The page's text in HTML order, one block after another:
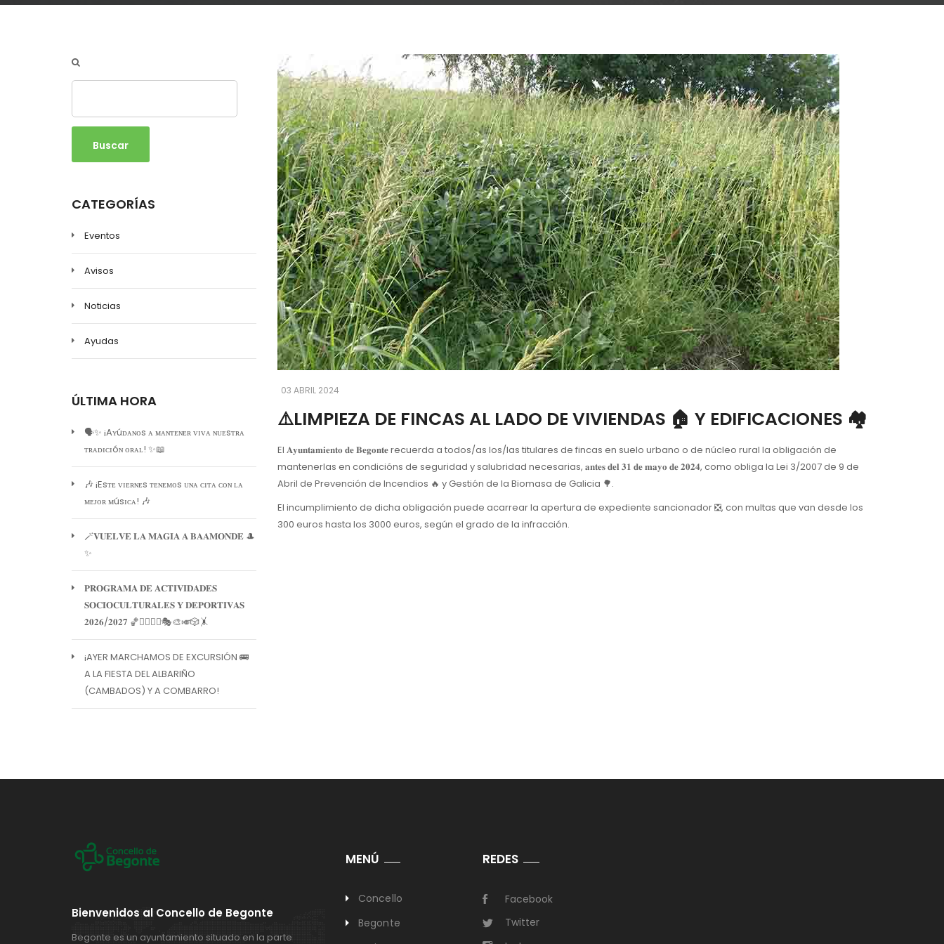
CATEGORÍAS
Eventos
Avisos
Noticias
Ayudas
ÚLTIMA HORA
🗣️✨ ¡Aʏúᴅᴀɴᴏs ᴀ ᴍᴀɴᴛᴇɴᴇʀ ᴠɪᴠᴀ ɴᴜᴇsᴛʀᴀ
ᴛʀᴀᴅɪᴄɪóɴ ᴏʀᴀʟ! ✨📖
🎶 ¡Esᴛᴇ ᴠɪᴇʀɴᴇs ᴛᴇɴᴇᴍᴏs ᴜɴᴀ ᴄɪᴛᴀ ᴄᴏɴ ʟᴀ
ᴍᴇᴊᴏʀ ᴍúsɪᴄᴀ! 🎶
🪄𝐕𝐔𝐄𝐋𝐕𝐄 𝐋𝐀 𝐌𝐀𝐆𝐈𝐀 𝐀 𝐁𝐀𝐀𝐌𝐎𝐍𝐃𝐄 🎩
✨
𝐏𝐑𝐎𝐆𝐑𝐀𝐌𝐀 𝐃𝐄 𝐀𝐂𝐓𝐈𝐕𝐈𝐃𝐀𝐃𝐄𝐒
𝐒𝐎𝐂𝐈𝐎𝐂𝐔𝐋𝐓𝐔𝐑𝐀𝐋𝐄𝐒 𝐘 𝐃𝐄𝐏𝐎𝐑𝐓𝐈𝐕𝐀𝐒
𝟐𝟎𝟐𝟔/𝟐𝟎𝟐𝟕 🏀🏊‍♀️🧘‍♀️🎭🎨🎺🎲🤸
¡AYER MARCHAMOS DE EXCURSIÓN 🚌
A LA FIESTA DEL ALBARIÑO
(CAMBADOS) Y A COMBARRO!
03 ABRIL 2024
⚠️LIMPIEZA DE FINCAS AL LADO DE VIVIENDAS 🏠 Y EDIFICACIONES 🏘
El 𝐀𝐲𝐮𝐧𝐭𝐚𝐦𝐢𝐞𝐧𝐭𝐨 𝐝𝐞 𝐁𝐞𝐠𝐨𝐧𝐭𝐞 recuerda a todos/as los/las titulares de fincas en suelo urbano o de núcleo rural la obligación de
mantenerlas en condicións de seguridad y salubridad necesarias, 𝐚𝐧𝐭𝐞𝐬 𝐝𝐞𝐥 𝟑𝟏 𝐝𝐞 𝐦𝐚𝐲𝐨 𝐝𝐞 𝟐𝟎𝟐𝟒, como obliga la Lei 3/2007 de 9 de
Abril de Prevención de Incendios 🔥 y Gestión de la Biomasa de Galicia 🌳.
El incumplimiento de dicha obligación puede acarrear la apertura de expediente sancionador ❎, con multas que van desde los
300 euros hasta los 3000 euros, según el grado de la infracción.
Bienvenidos al Concello de Begonte
Begonte es un ayuntamiento situado en la parte
MENÚ
Concello
Begonte
REDES
Facebook
Twitter